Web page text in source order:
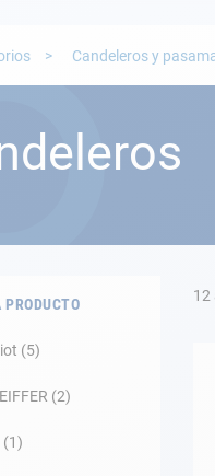
Candeleros y
12
PRODUCTO
5
2
1